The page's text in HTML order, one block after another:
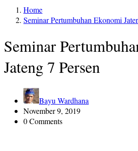
Home
Seminar Pertumbuhan Ekonomi
Seminar
Jateng 7 Persen
Bayu Wardhana
November 9, 2019
0 Comments